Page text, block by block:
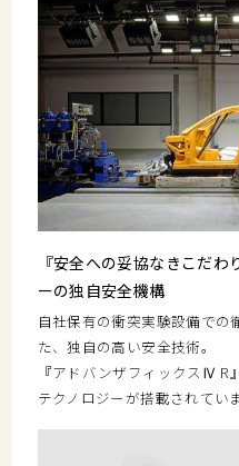
『安全への妥協なきこだ
ーの独自安全機構
自社保有の衝突実験設備での
た、独自の高い安全技術。
『アドバンザフィックスⅣ R
テクノロジーが搭載されていま